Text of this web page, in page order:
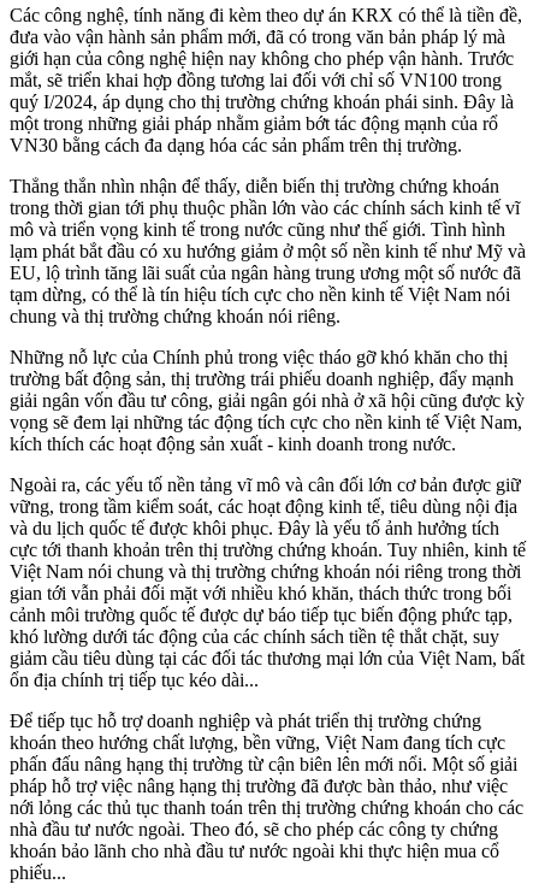
Các công nghệ, tính năng đi kèm theo dự án KRX có thể là tiền đề,
đưa vào vận hành sản phẩm mới, đã có trong văn bản pháp lý mà
giới hạn của công nghệ hiện nay không cho phép vận hành. Trước
mắt, sẽ triển khai hợp đồng tương lai đối với chỉ số VN100 trong
quý I/2024, áp dụng cho thị trường chứng khoán phái sinh. Đây là
một trong những giải pháp nhằm giảm bớt tác động mạnh của rổ
VN30 bằng cách đa dạng hóa các sản phẩm trên thị trường.
Thẳng thắn nhìn nhận để thấy, diễn biến thị trường chứng khoán
trong thời gian tới phụ thuộc phần lớn vào các chính sách kinh tế vĩ
mô và triển vọng kinh tế trong nước cũng như thế giới. Tình hình
lạm phát bắt đầu có xu hướng giảm ở một số nền kinh tế như Mỹ và
EU, lộ trình tăng lãi suất của ngân hàng trung ương một số nước đã
tạm dừng, có thể là tín hiệu tích cực cho nền kinh tế Việt Nam nói
chung và thị trường chứng khoán nói riêng.
Những nỗ lực của Chính phủ trong việc tháo gỡ khó khăn cho thị
trường bất động sản, thị trường trái phiếu doanh nghiệp, đẩy mạnh
giải ngân vốn đầu tư công, giải ngân gói nhà ở xã hội cũng được kỳ
vọng sẽ đem lại những tác động tích cực cho nền kinh tế Việt Nam,
kíc‌h thí‌ch các hoạt động sản xuất - kinh doanh trong nước.
Ngoài ra, các yếu tố nền tảng vĩ mô và cân đối lớn cơ bản được giữ
vững, trong tầm kiểm soát, các hoạt động kinh tế, tiêu dùng nội địa
và du lịch quốc tế được khôi phục. Đây là yếu tố ảnh hưởng tích
cực tới thanh khoản trên thị trường chứng khoán. Tuy nhiên, kinh tế
Việt Nam nói chung và thị trường chứng khoán nói riêng trong thời
gian tới vẫn phải đối mặt với nhiều khó khăn, thách thức trong bối
cảnh môi trường quốc tế được dự báo tiếp tục biến động phức tạp,
khó lường dưới tác động của các chính sách tiền tệ thắt chặt, suy
giảm cầu tiêu dùng tại các đối tác thương mại lớn của Việt Nam, bất
ổn địa chính trị tiếp tục kéo dài...
Để tiếp tục hỗ trợ doanh nghiệp và phát triển thị trường chứng
khoán theo hướng chất lượng, bền vững, Việt Nam đang tích cực
phấn đấu nâng hạng thị trường từ cận biên lên mới nổi. Một số giải
pháp hỗ trợ việc nâng hạng thị trường đã được bàn thảo, như việc
nới lỏng các thủ tục thanh toán trên thị trường chứng khoán cho các
nhà đầu tư nước ngoài. Theo đó, sẽ cho phép các công ty chứng
khoán bảo lãnh cho nhà đầu tư nước ngoài khi thực hiện mua cổ
phiếu...